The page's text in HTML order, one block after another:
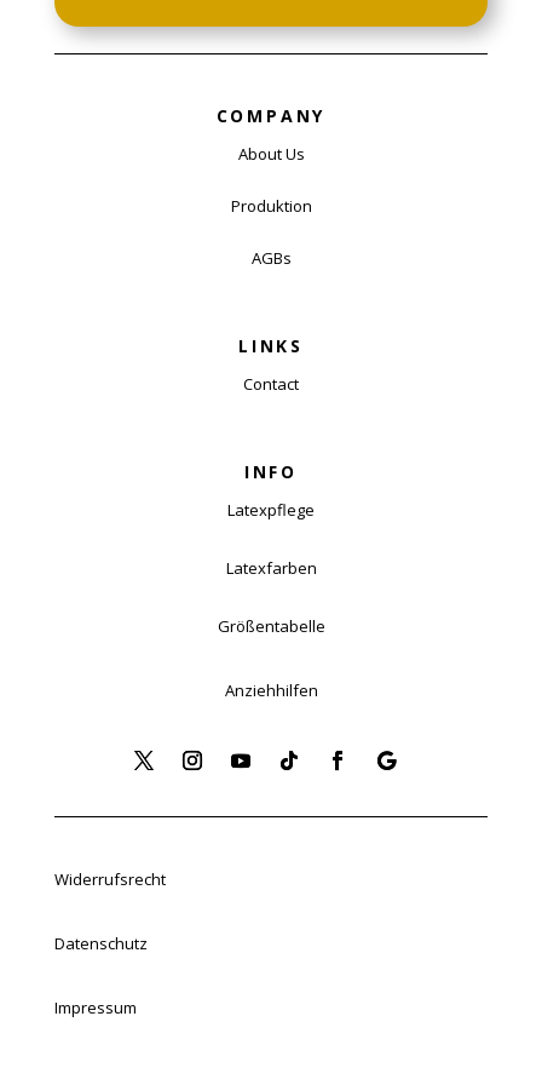
COMPANY
About Us
Produktion
AGBs
LINKS
Contact
INFO
Latexpflege
Latexfarben
Größentabelle
Anziehhilfen
Widerrufsrecht
Datenschutz
Impressum